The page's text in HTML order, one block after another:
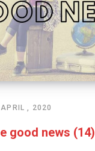
, 2020
good news (14)